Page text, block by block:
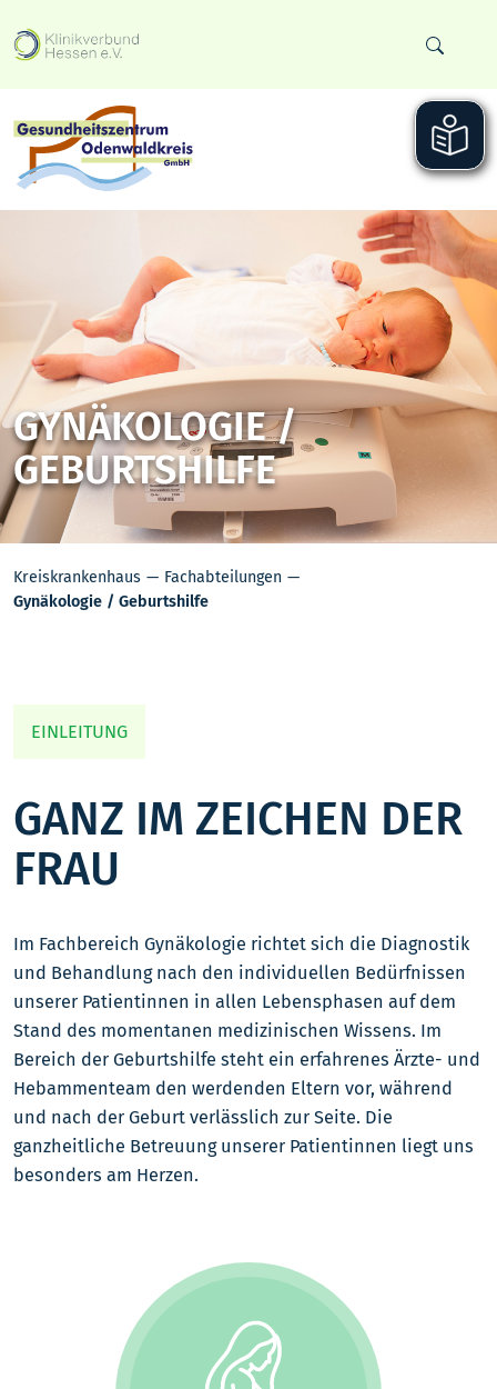
GYNÄKOLOGIE /
GEBURTSHILFE
Kreiskrankenhaus
Fachabteilungen
Gynäkologie / Geburtshilfe
EINLEITUNG
GANZ IM ZEICHEN DER
FRAU
Im Fachbereich Gynäkologie richtet sich die Diagnostik
und Behandlung nach den individuellen Bedürfnissen
unserer Patientinnen in allen Lebensphasen auf dem
Stand des momentanen medizinischen Wissens. Im
Bereich der Geburtshilfe steht ein erfahrenes Ärzte- und
Hebammenteam den werdenden Eltern vor, während
und nach der Geburt verlässlich zur Seite. Die
ganzheitliche Betreuung unserer Patientinnen liegt uns
besonders am Herzen.